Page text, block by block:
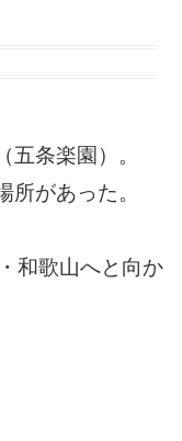
条楽園）。
があった。
和歌山へと向か